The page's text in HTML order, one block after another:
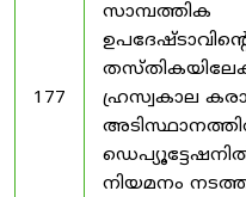
177
സാമ്പത്തിക
ഹ്രസ്വകാല
നിയമനം